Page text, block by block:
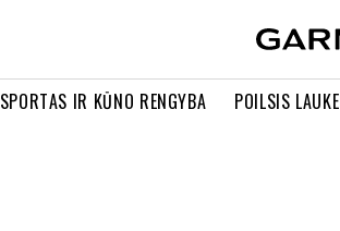
SPORTAS IR KŪNO RENGYBA POILSIS LAUKE